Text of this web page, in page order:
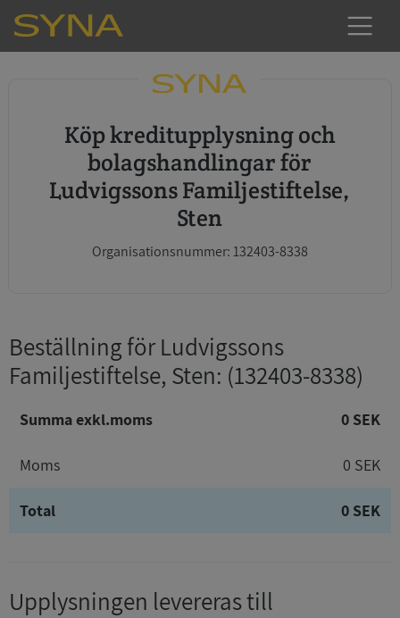
Köp kreditupplysning och
bolagshandlingar för
Ludvigssons Familjestiftelse,
Sten
Organisationsnummer: 132403-8338
Beställning för Ludvigssons
Familjestiftelse, Sten: (132403-8338)
Summa exkl.moms 0 SEK
Moms 0 SEK
Total 0 SEK
Upplysningen levereras till